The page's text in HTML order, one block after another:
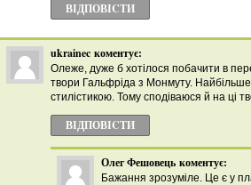
ВІДПОВІCТИ
ukrainec коментує:
Олеже, дуже б хотілося побачити в
твори Гальфріда з Монмуту.
стилістикою. Тому сподіваюся й на ці
ВІДПОВІCТИ
Олег Фешовець коментує:
Бажання зрозуміле. Це є у